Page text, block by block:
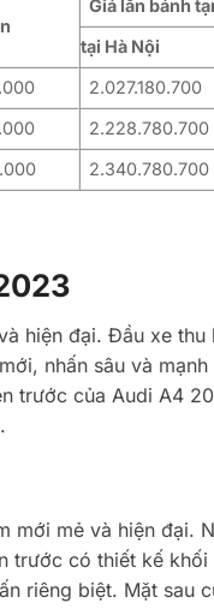
Giá lăn bánh
tại Hà Nội
2.027.180.700
2.228.780.700
2.340.780.700
hiện đại. Đầu xe
nhấn sâu và
trước của Audi A4
mới mẻ và hiện đại.
trước có thiết kế
riêng biệt. Mặt sau